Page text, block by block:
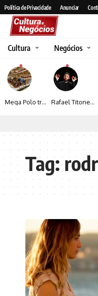
Política de Privacidade Anunciar
Cultura Negócios
Mega Polo transforma lançamento de coleção em plataforma nacional de negócios e projeta crescimento de mais de 15% Rafael Titonelly leva magia e acolhimento a crianças em tratamento oncológico em Juiz de Fora
Tag: